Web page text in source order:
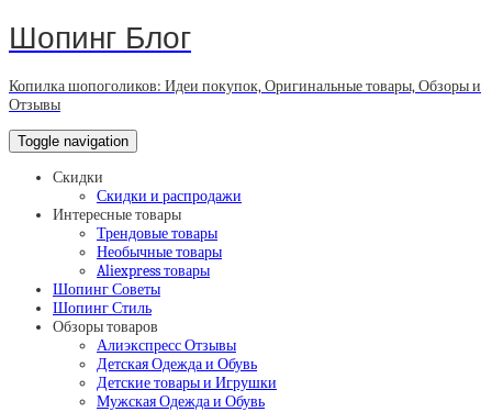
Шопинг Блог
Копилка шопоголиков: Идеи покупок, Оригинальные товары, Обзоры и
Отзывы
Toggle navigation
Скидки
Скидки и распродажи
Интересные товары
Трендовые товары
Необычные товары
Aliexpress товары
Шопинг Советы
Шопинг Стиль
Обзоры товаров
Алиэкспресс Отзывы
Детская Одежда и Обувь
Детские товары и Игрушки
Мужская Одежда и Обувь